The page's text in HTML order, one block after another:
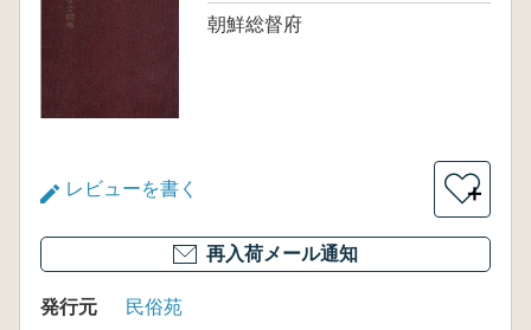
朝鮮総督府
レビューを書く ＋
再入荷メール通知
発行元
民俗苑